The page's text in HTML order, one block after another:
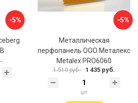
-5% -5%
Металлическая
перфопанель ООО Металекс
Metalex PRO6060
1 510 руб. 1 435 руб.
шт